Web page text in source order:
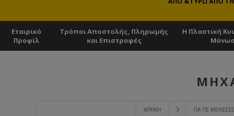
Εταιρικό
Προφίλ
Τρόποι Αποστολής, Πληρωμής
και Επιστροφές
Η Πλαστική
ΑΡΧΙΚΉ ΓΙΑ ΤΙΣ ΜΈΛΙΣΣΕΣ